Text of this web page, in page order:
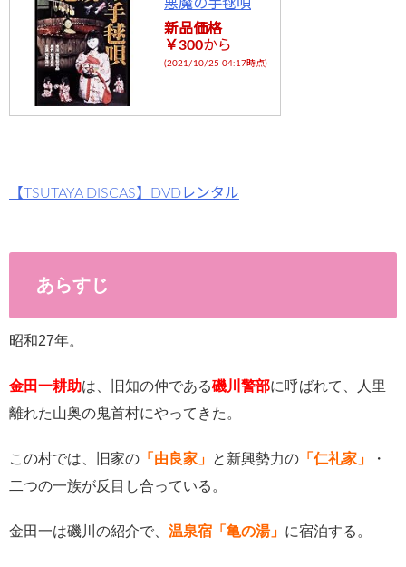
flower.com/
public_html
/wp-
content/plu
悪魔の手毬唄
新品価格
￥300から
(2021/10/25 04:17時点)
【TSUTAYA DISCAS】DVDレンタル
あらすじ
昭和27年。
金田一耕助は、旧知の仲である磯川警部に呼ばれて、人里
離れた山奥の鬼首村にやってきた。
この村では、旧家の 「由良家」 と新興勢力の 「仁礼家」
・
二つの一族が反目し合っている。
金田一は磯川の紹介で、 温泉宿「亀の湯」 に宿泊する。